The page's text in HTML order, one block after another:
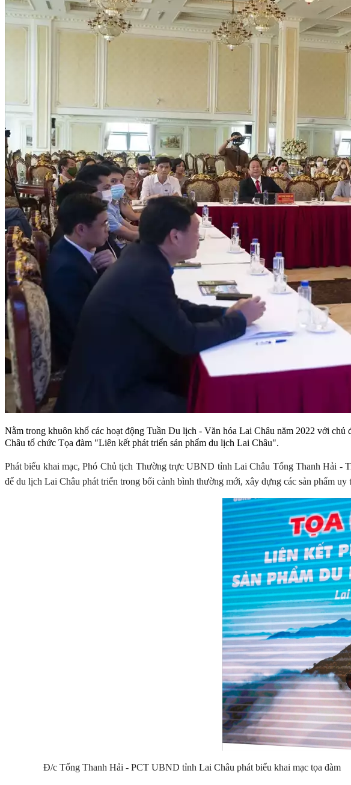
Nằm trong khuôn khổ các hoạt động Tuần Du lịch - Văn hóa Lai Châu năm 2022 với
Châu tổ chức Tọa đàm "Liên kết phát triển sản phẩm du lịch Lai Châu".
Phát biểu khai mạc, Phó Chủ tịch Thường trực UBND tỉnh Lai Châu Tống Thanh Hải -
để du lịch Lai Châu phát triển trong bối cảnh bình thường mới, xây dựng các sản phẩm
Đ/c Tống Thanh Hải - PCT UBND tỉnh Lai Châu phát biểu khai mạc tọa đàm